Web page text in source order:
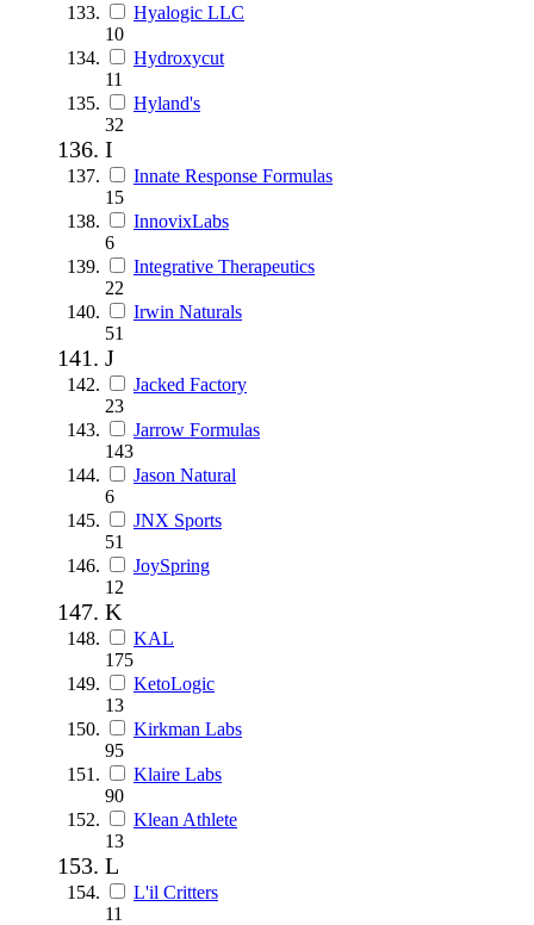
Hyalogic LLC
10
Hydroxycut
11
Hyland's
32
I
Innate Response Formulas
15
InnovixLabs
6
Integrative Therapeutics
22
Irwin Naturals
51
J
Jacked Factory
23
Jarrow Formulas
143
Jason Natural
6
JNX Sports
51
JoySpring
12
K
KAL
175
KetoLogic
13
Kirkman Labs
95
Klaire Labs
90
Klean Athlete
13
L
L'il Critters
11